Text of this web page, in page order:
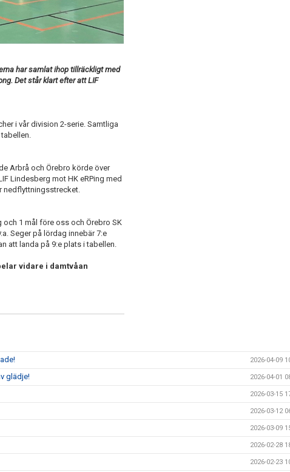
har samlat ihop tillräckligt med
Det står klart efter att LIF
i vår division 2-serie. Samtliga
Arbrå och Örebro körde över
Lindesberg mot HK eRPing med
nedflyttningsstrecket.
1 mål före oss och Örebro SK
Seger på lördag innebär 7:e
att landa på 9:e plats i tabellen.
vidare i damtvåan
2026-04-09
glädje! 2026-04-01
2026-03-15
2026-03-12
2026-03-09
2026-02-28
2026-02-23